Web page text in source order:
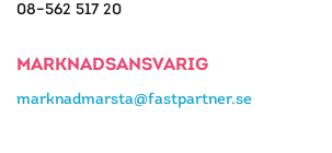
08–562 517 20
MARKNADSANSVARIG
marknadmarsta@fastpartner.se